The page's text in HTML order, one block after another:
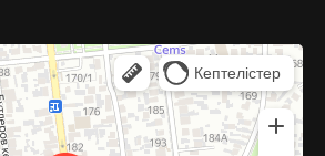
оборудование в Алматы
Алматы